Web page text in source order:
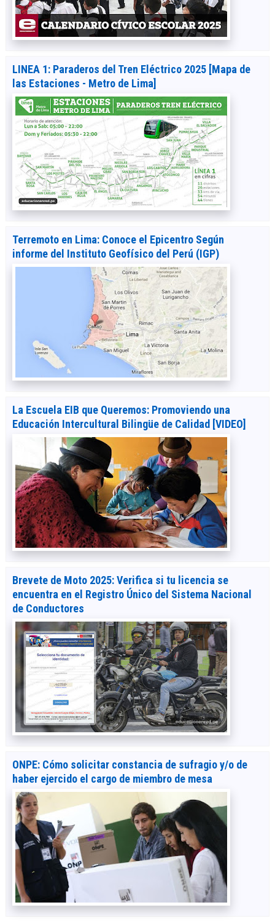
LINEA 1: Paraderos del Tren Eléctrico 2025 [Mapa de
las Estaciones - Metro de Lima]
Terremoto en Lima: Conoce el Epicentro Según
informe del Instituto Geofísico del Perú (IGP)
La Escuela EIB que Queremos: Promoviendo una
Educación Intercultural Bilingüe de Calidad [VIDEO]
Brevete de Moto 2025: Verifica si tu licencia se
encuentra en el Registro Único del Sistema Nacional
de Conductores
ONPE: Cómo solicitar constancia de sufragio y/o de
haber ejercido el cargo de miembro de mesa